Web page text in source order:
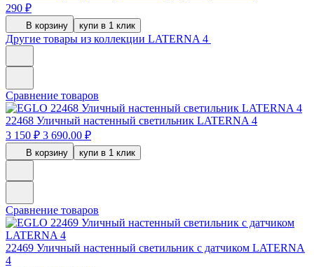
290 ₽
В корзину купи в 1 клик
Другие товары из коллекции LATERNA 4
Сравнение товаров
22468 Уличный настенный светильник LATERNA 4
3 150 ₽ 3 690.00 ₽
В корзину купи в 1 клик
Сравнение товаров
22469 Уличный настенный светильник с датчиком LATERNA
4